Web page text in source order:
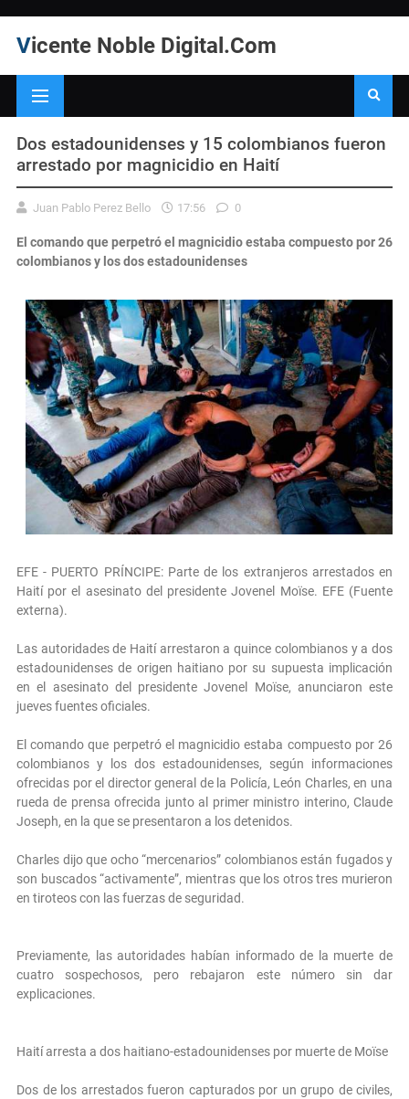
Vicente Noble Digital.Com
Dos estadounidenses y 15 colombianos fueron
arrestado por magnicidio en Haití
Juan Pablo Perez Bello 17:56 0
El comando que perpetró el magnicidio estaba compuesto por 26
colombianos y los dos estadounidenses
EFE - PUERTO PRÍNCIPE: Parte de los extranjeros arrestados en
Haití por el asesinato del presidente Jovenel Moïse. EFE (Fuente
externa).
Las autoridades de Haití arrestaron a quince colombianos y a dos
estadounidenses de origen haitiano por su supuesta implicación
en el asesinato del presidente Jovenel Moïse, anunciaron este
jueves fuentes oficiales.
El comando que perpetró el magnicidio estaba compuesto por 26
colombianos y los dos estadounidenses, según informaciones
ofrecidas por el director general de la Policía, León Charles, en una
rueda de prensa ofrecida junto al primer ministro interino, Claude
Joseph, en la que se presentaron a los detenidos.
Charles dijo que ocho “mercenarios” colombianos están fugados y
son buscados “activamente”, mientras que los otros tres murieron
en tiroteos con las fuerzas de seguridad.
Previamente, las autoridades habían informado de la muerte de
cuatro sospechosos, pero rebajaron este número sin dar
explicaciones.
Haití arresta a dos haitiano-estadounidenses por muerte de Moïse
Dos de los arrestados fueron capturados por un grupo de civiles,